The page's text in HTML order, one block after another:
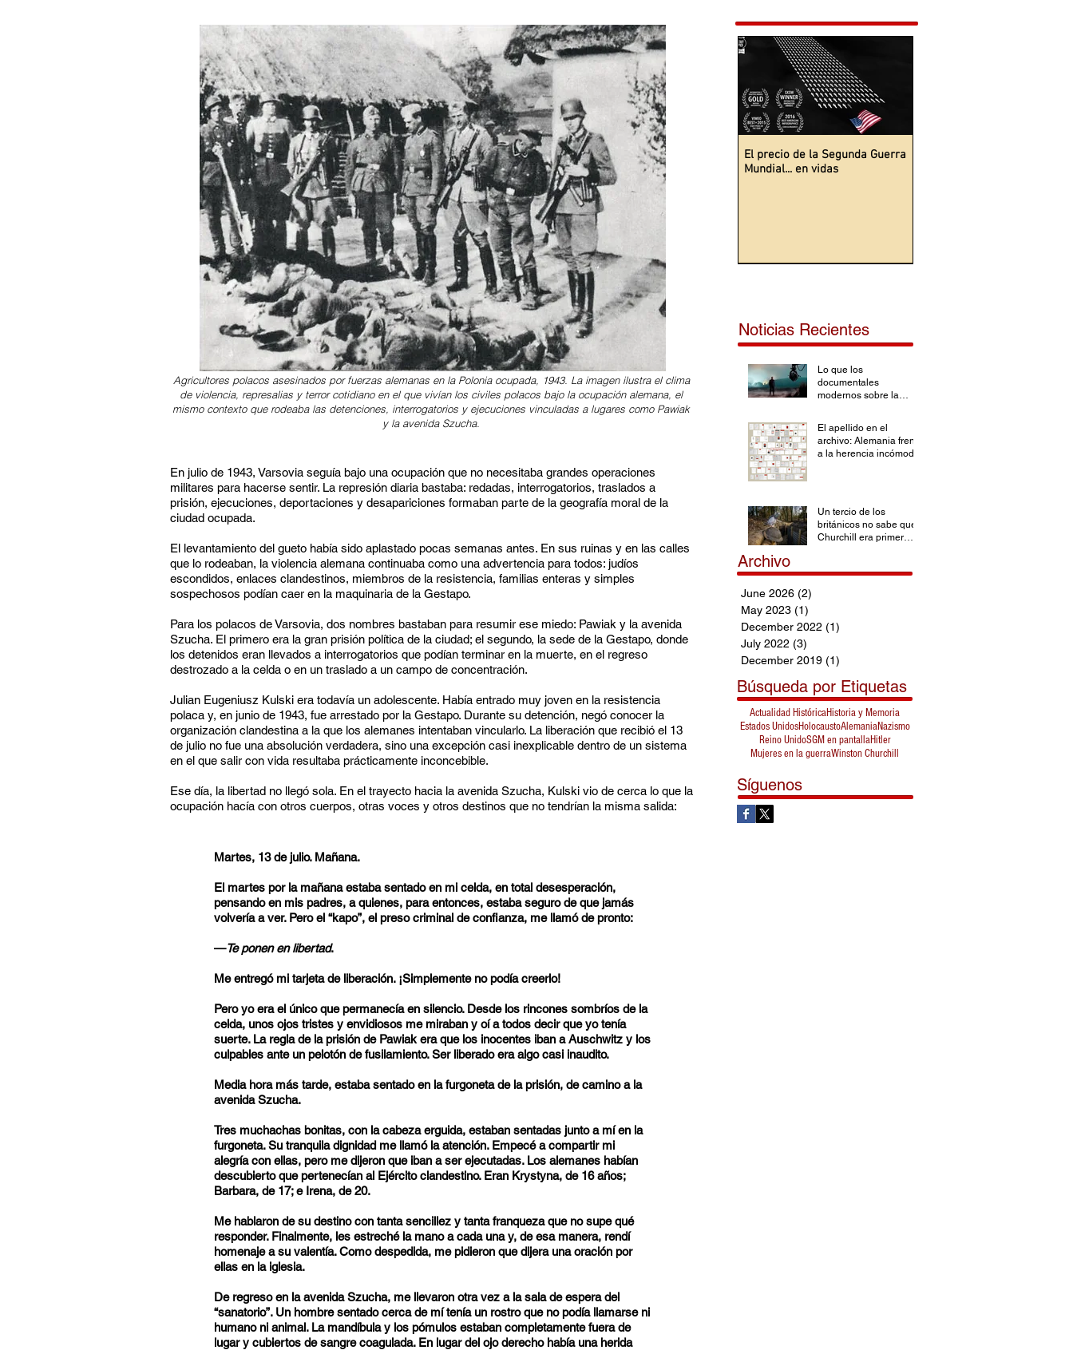
Agricultores polacos asesinados por fuerzas alemanas en la Polonia ocupada, 1943. La imagen ilustra el clima
de violencia, represalias y terror cotidiano en el que vivían los civiles polacos bajo la ocupación alemana, el
mismo contexto que rodeaba las detenciones, interrogatorios y ejecuciones vinculadas a lugares como Pawiak
y la avenida Szucha.
En julio de 1943, Varsovia seguía bajo una ocupación que no necesitaba grandes operaciones
militares para hacerse sentir. La represión diaria bastaba: redadas, interrogatorios, traslados a
prisión, ejecuciones, deportaciones y desapariciones formaban parte de la geografía moral de la
ciudad ocupada.
El levantamiento del gueto había sido aplastado pocas semanas antes. En sus ruinas y en las calles
que lo rodeaban, la violencia alemana continuaba como una advertencia para todos: judíos
escondidos, enlaces clandestinos, miembros de la resistencia, familias enteras y simples
sospechosos podían caer en la maquinaria de la Gestapo.
Para los polacos de Varsovia, dos nombres bastaban para resumir ese miedo: Pawiak y la avenida
Szucha. El primero era la gran prisión política de la ciudad; el segundo, la sede de la Gestapo, donde
los detenidos eran llevados a interrogatorios que podían terminar en la muerte, en el regreso
destrozado a la celda o en un traslado a un campo de concentración.
Julian Eugeniusz Kulski era todavía un adolescente. Había entrado muy joven en la resistencia
polaca y, en junio de 1943, fue arrestado por la Gestapo. Durante su detención, negó conocer la
organización clandestina a la que los alemanes intentaban vincularlo. La liberación que recibió el 13
de julio no fue una absolución verdadera, sino una excepción casi inexplicable dentro de un sistema
en el que salir con vida resultaba prácticamente inconcebible.
Ese día, la libertad no llegó sola. En el trayecto hacia la avenida Szucha, Kulski vio de cerca lo que la
ocupación hacía con otros cuerpos, otras voces y otros destinos que no tendrían la misma salida:
Martes, 13 de julio. Mañana.
El martes por la mañana estaba sentado en mi celda, en total desesperación,
pensando en mis padres, a quienes, para entonces, estaba seguro de que jamás
volvería a ver. Pero el “kapo”, el preso criminal de confianza, me llamó de pronto:
—Te ponen en libertad.
Me entregó mi tarjeta de liberación. ¡Simplemente no podía creerlo!
Pero yo era el único que permanecía en silencio. Desde los rincones sombríos de la
celda, unos ojos tristes y envidiosos me miraban y oí a todos decir que yo tenía
suerte. La regla de la prisión de Pawiak era que los inocentes iban a Auschwitz y los
culpables ante un pelotón de fusilamiento. Ser liberado era algo casi inaudito.
Media hora más tarde, estaba sentado en la furgoneta de la prisión, de camino a la
avenida Szucha.
Tres muchachas bonitas, con la cabeza erguida, estaban sentadas junto a mí en la
furgoneta. Su tranquila dignidad me llamó la atención. Empecé a compartir mi
alegría con ellas, pero me dijeron que iban a ser ejecutadas. Los alemanes habían
descubierto que pertenecían al Ejército clandestino. Eran Krystyna, de 16 años;
Barbara, de 17; e Irena, de 20.
Me hablaron de su destino con tanta sencillez y tanta franqueza que no supe qué
responder. Finalmente, les estreché la mano a cada una y, de esa manera, rendí
homenaje a su valentía. Como despedida, me pidieron que dijera una oración por
ellas en la iglesia.
De regreso en la avenida Szucha, me llevaron otra vez a la sala de espera del
“sanatorio”. Un hombre sentado cerca de mí tenía un rostro que no podía llamarse ni
humano ni animal. La mandíbula y los pómulos estaban completamente fuera de
lugar y cubiertos de sangre coagulada. En lugar del ojo derecho había una herida
El precio de la Segunda Guerra
Mundial... en vidas
Noticias Recientes
Lo que los
documentales
modernos sobre la
El apellido en el
archivo: Alemania frente
a la herencia incómoda
Un tercio de los
británicos no sabe que
Churchill era primer
Archivo
June 2026 (2)
May 2023 (1)
December 2022 (1)
July 2022 (3)
December 2019 (1)
Búsqueda por Etiquetas
Actualidad HistóricaHistoria y Memoria
Estados UnidosHolocaustoAlemaniaNazismo
Reino UnidoSGM en pantallaHitler
Mujeres en la guerraWinston Churchill
Síguenos